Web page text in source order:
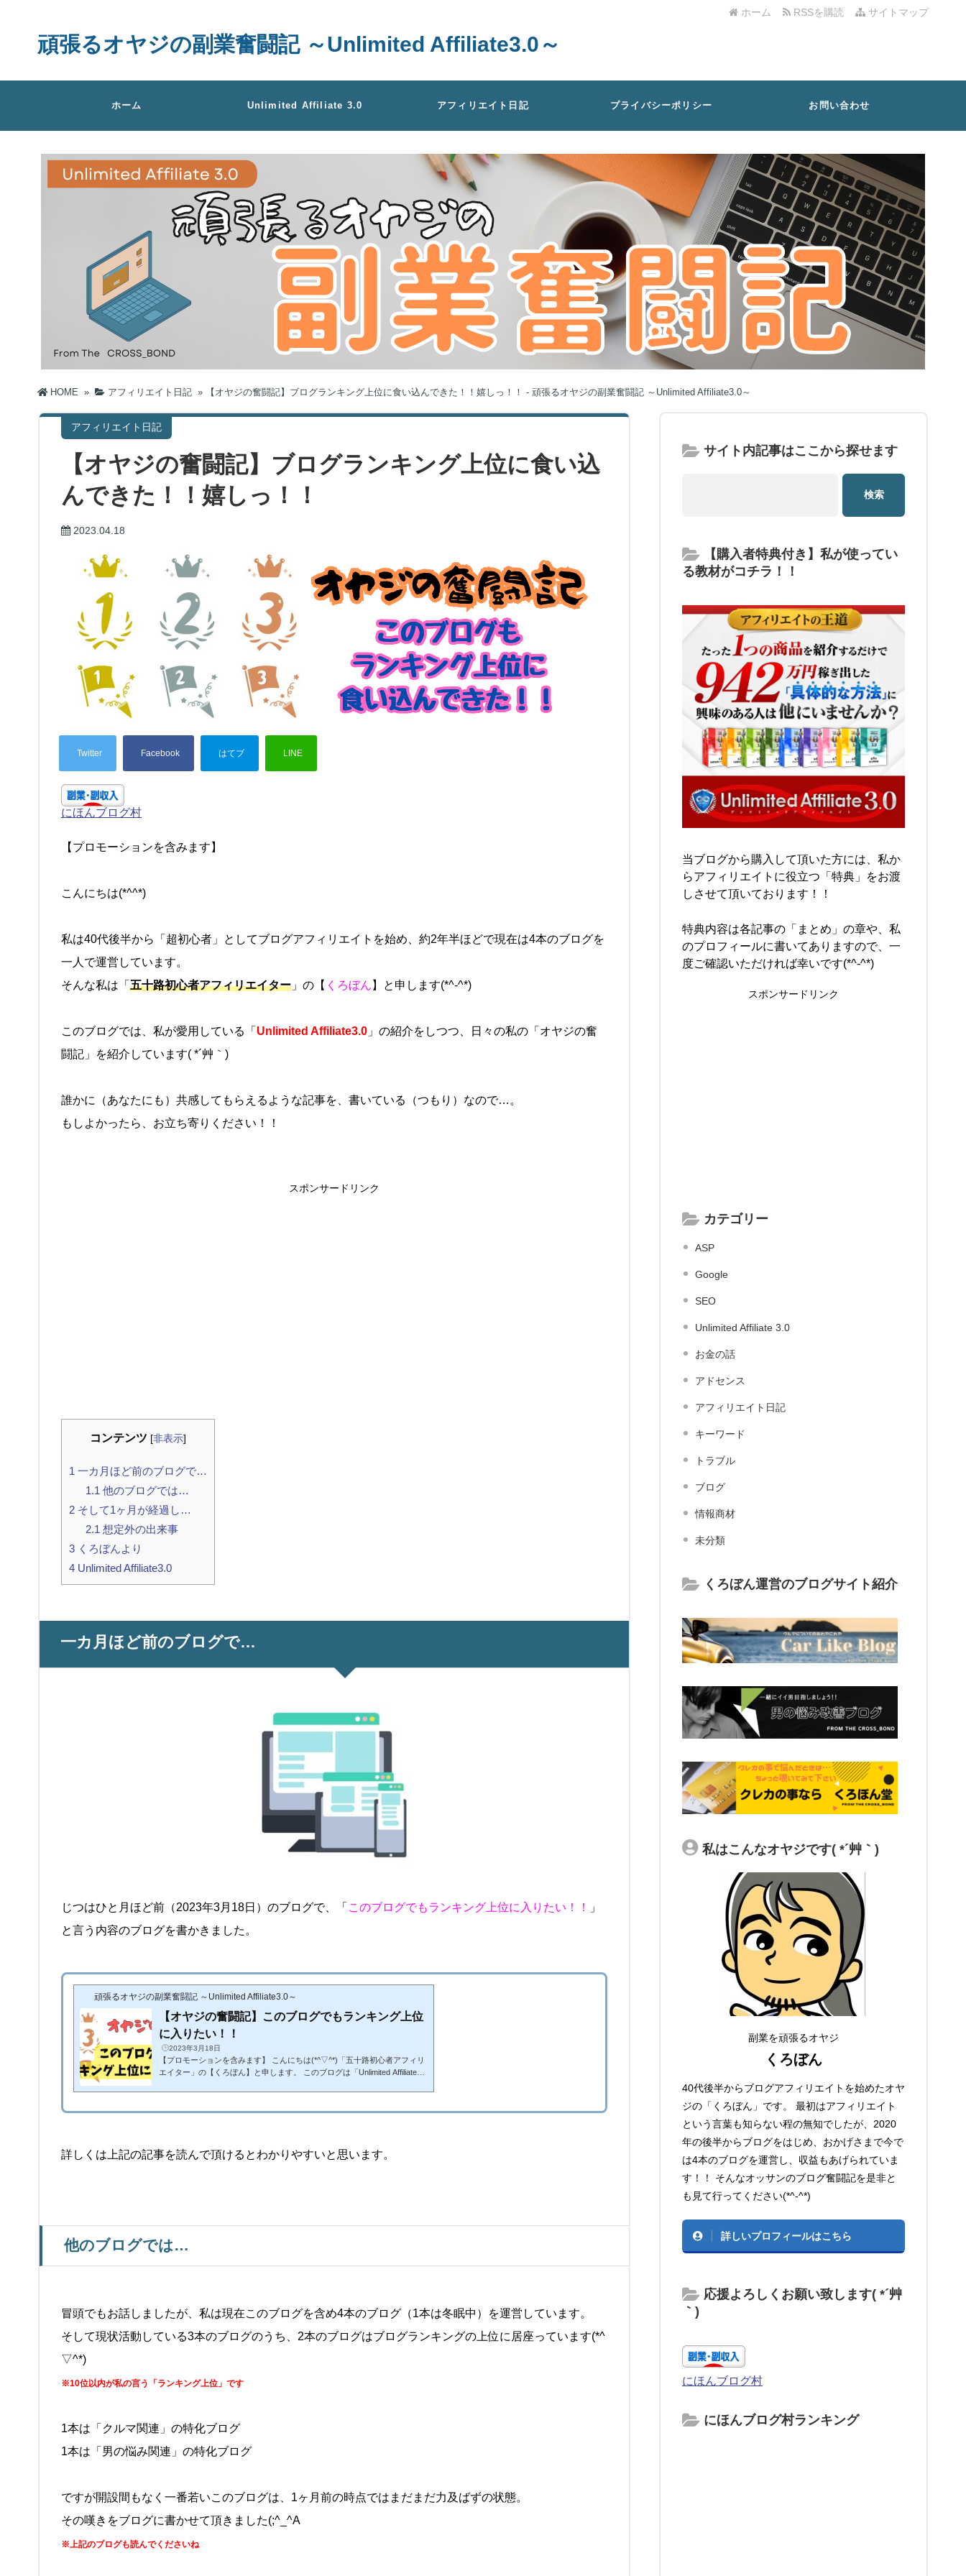
サイトマップ
RSSを購読
ホーム
頑張るオヤジの副業奮闘記 ～Unlimited Affiliate3.0～
ホーム Unlimited Affiliate 3.0 アフィリエイト日記 プライバシーポリシー お問い合わせ
HOME » アフィリエイト日記 » 【オヤジの奮闘記】ブログランキング上位に食い込んできた！！嬉しっ！！ - 頑張るオヤジの副業奮闘記 ～Unlimited Affiliate3.0～
アフィリエイト日記
【オヤジの奮闘記】ブログランキング上位に食い込
んできた！！嬉しっ！！
2023.04.18
にほんブログ村
【プロモーションを含みます】
こんにちは(*^^*)
私は40代後半から「超初心者」としてブログアフィリエイトを始め、約2年半ほどで現在は4本のブログを
一人で運営しています。
そんな私は「 五十路初心者アフィリエイター 」の【 くろぼん 】と申します(*^-^*)
このブログでは、私が愛用している「 Unlimited Affiliate3.0 」の紹介をしつつ、日々の私の「オヤジの奮
闘記」を紹介しています( *´艸｀)
誰かに（あなたにも）共感してもらえるような記事を、書いている（つもり）なので…。
もしよかったら、お立ち寄りください！！
スポンサードリンク
コンテンツ [非表示]
1 一カ月ほど前のブログで…
1.1 他のブログでは…
2 そして1ヶ月が経過し…
2.1 想定外の出来事
3 くろぼんより
4 Unlimited Affiliate3.0
一カ月ほど前のブログで…
じつはひと月ほど前（2023年3月18日）のブログで、「 このブログでもランキング上位に入りたい！！
」
と言う内容のブログを書かきました。
頑張るオヤジの副業奮闘記 ～Unlimited Affiliate3.0～
【オヤジの奮闘記】このブログでもランキング上位
に入りたい！！
2023年3月18日
【プロモーションを含みます】 こんにちは(*^▽^*)「五十路初心者アフィリ
エイター」の【くろぼん】と申します。 このブログは「Unlimited Affiliate3.
詳しくは上記の記事を読んで頂けるとわかりやすいと思います。
他のブログでは…
冒頭でもお話しましたが、私は現在このブログを含め4本のブログ（1本は冬眠中）を運営しています。
そして現状活動している3本のブログのうち、2本のブログはブログランキングの上位に居座っています(*^
▽^*)
※10位以内が私の言う「ランキング上位」です
1本は「クルマ関連」の特化ブログ
1本は「男の悩み関連」の特化ブログ
ですが開設間もなく一番若いこのブログは、1ヶ月前の時点ではまだまだ力及ばずの状態。
その嘆きをブログに書かせて頂きました(;^_^A
※上記のブログも読んでくださいね
サイト内記事はここから探せます
【購入者特典付き】私が使ってい
る教材がコチラ！！
当ブログから購入して頂いた方には、私か
らアフィリエイトに役立つ「特典」をお渡
しさせて頂いております！！
特典内容は各記事の「まとめ」の章や、私
のプロフィールに書いてありますので、一
度ご確認いただければ幸いです(*^-^*)
スポンサードリンク
カテゴリー
ASP
Google
SEO
Unlimited Affiliate 3.0
お金の話
アドセンス
アフィリエイト日記
キーワード
トラブル
ブログ
情報商材
未分類
くろぼん運営のブログサイト紹介
私はこんなオヤジです( *´艸｀)
副業を頑張るオヤジ
くろぼん
40代後半からブログアフィリエイトを始めたオヤ
ジの「くろぼん」です。 最初はアフィリエイト
という言葉も知らない程の無知でしたが、2020
年の後半からブログをはじめ、おかげさまで今で
は4本のブログを運営し、収益もあげられていま
す！！ そんなオッサンのブログ奮闘記を是非と
も見て行ってください(*^-^*)
詳しいプロフィールはこちら
応援よろしくお願い致します( *´艸
｀)
にほんブログ村
にほんブログ村ランキング